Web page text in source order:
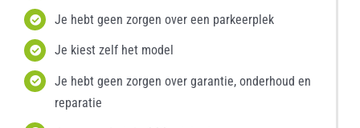
Je hebt geen zorgen over een parkeerplek
Je kiest zelf het model
Je hebt geen zorgen over garantie, onderhoud en
reparatie